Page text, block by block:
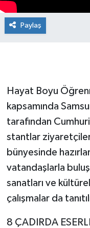
Paylaş
Hayat Boyu
kapsamında
tarafından
stantlar
bünyesinde
vatandaşlarla
sanatları ve
çalışmalar da
8 ÇADIRDA